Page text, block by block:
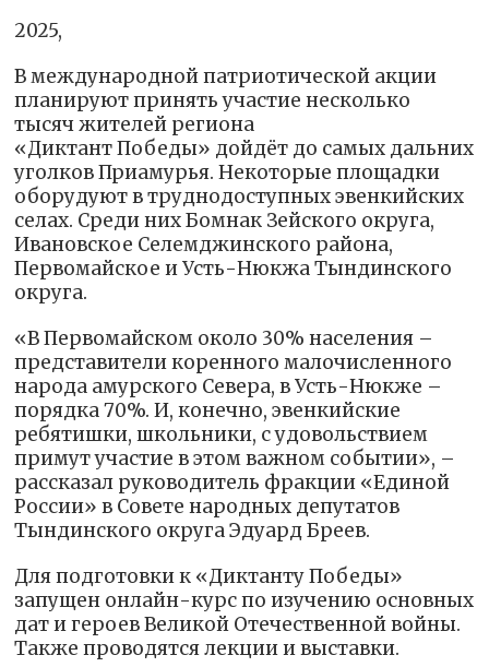
2025,
В международной патриотической акции
планируют принять участие несколько
тысяч жителей региона
«Диктант Победы» дойдёт до самых дальних
уголков Приамурья. Некоторые площадки
оборудуют в труднодоступных эвенкийских
селах. Среди них Бомнак Зейского округа,
Ивановское Селемджинского района,
Первомайское и Усть-Нюкжа Тындинского
округа.
«В Первомайском около 30% населения –
представители коренного малочисленного
народа амурского Севера, в Усть-Нюкже –
порядка 70%. И, конечно, эвенкийские
ребятишки, школьники, с удовольствием
примут участие в этом важном событии», –
рассказал руководитель фракции «Единой
России» в Совете народных депутатов
Тындинского округа Эдуард Бреев.
Для подготовки к «Диктанту Победы»
запущен онлайн-курс по изучению основных
дат и героев Великой Отечественной войны.
Также проводятся лекции и выставки.